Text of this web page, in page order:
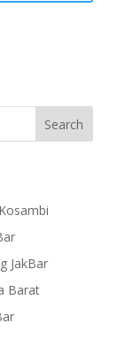
Search
JakBar
Barat